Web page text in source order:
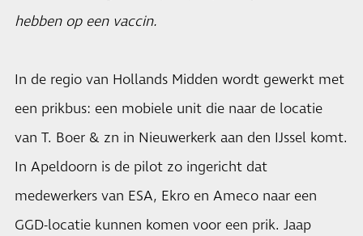
hebben op een vaccin.
In de regio van Hollands Midden wordt gewerkt met
een prikbus: een mobiele unit die naar de locatie
van T. Boer & zn in Nieuwerkerk aan den IJssel komt.
In Apeldoorn is de pilot zo ingericht dat
medewerkers van ESA, Ekro en Ameco naar een
GGD-locatie kunnen komen voor een prik. Jaap